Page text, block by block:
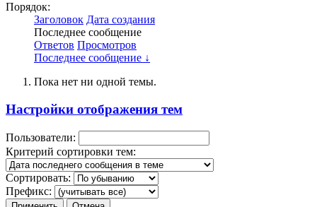
Порядок:
Заголовок Дата создания
Последнее сообщение
Ответов Просмотров
Последнее сообщение ↓
Пока нет ни одной темы.
Настройки отображения тем
Пользователи:
Критерий сортировки тем:
Сортировать:
Префикс: